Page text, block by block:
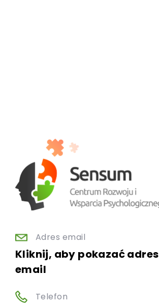
Adres email
Kliknij, aby pokazać adres
email
Telefon